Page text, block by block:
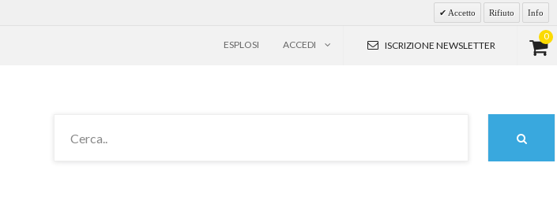
Accetto Rifiuto Info
0
ISCRIZIONE NEWSLETTER
ACCEDI
ESPLOSI